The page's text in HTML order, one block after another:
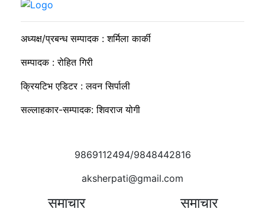
अध्यक्ष/प्रबन्ध सम्पादक : शर्मिला कार्की
सम्पादक : रोहित गिरी
क्रियटिभ एडिटर : लवन सिर्पाली
सल्लाहकार-सम्पादक: शिवराज योगी
9869112494/9848442816
aksherpati@gmail.com
समाचार समाचार